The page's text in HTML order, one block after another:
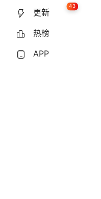
更新
43
热榜
APP